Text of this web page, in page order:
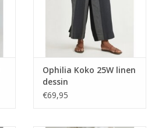
Ophilia Koko 25W linen
dessin
€69,95